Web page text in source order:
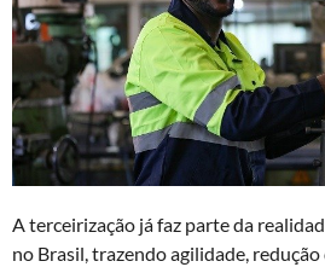
A terceirização já faz parte da
no Brasil, trazendo agilidade,